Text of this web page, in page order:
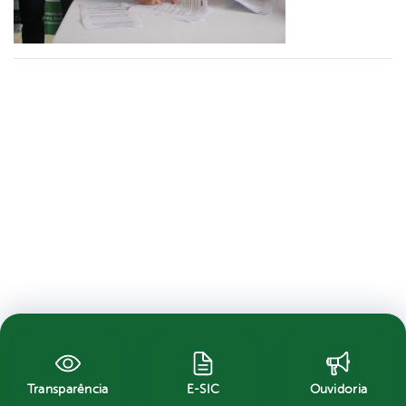
Transparência E-SIC Ouvidoria